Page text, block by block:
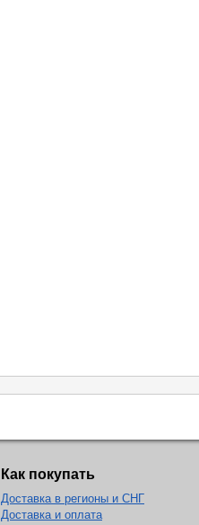
Как покупать
Доставка в регионы и СНГ
Доставка и оплата